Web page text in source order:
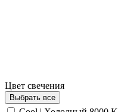
Цвет свечения
Выбрать все